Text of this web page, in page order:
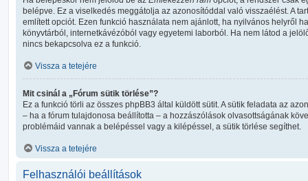
belépve. Ez a viselkedés meggátolja az azonosítóddal való visszaélést. A
említett opciót. Ezen funkció használata nem ajánlott, ha nyilvános helyről
könyvtárból, internetkávézóból vagy egyetemi laborból. Ha nem látod a
nincs bekapcsolva ez a funkció.
Vissza a tetejére
Mit csinál a „Fórum sütik törlése”?
Ez a funkció törli az összes phpBB3 által küldött sütit. A sütik feladata az
– ha a fórum tulajdonosa beállította – a hozzászólások olvasottságának
problémáid vannak a belépéssel vagy a kilépéssel, a sütik törlése segíthet.
Vissza a tetejére
Felhasználói beállítások